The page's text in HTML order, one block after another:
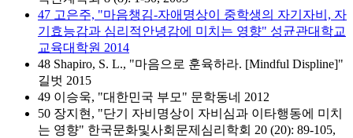
47 고은주, "마음챙김-자애명상이 중학생의 자기자비, 자
기효능감과 심리적안녕감에 미치는 영향" 성균관대학교
교육대학원 2014
48 Shapiro, S. L., "마음으로 훈육하라. [Mindful Displine]"
길벗 2015
49 이승욱, "대한민국 부모" 문학동네 2012
50 장지현, "단기 자비명상이 자비심과 이타행동에 미치
는 영향" 한국문화및사회문제심리학회 20 (20): 89-105,